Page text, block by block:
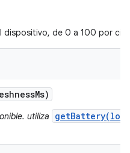
dispositivo, de 0 a 100 por
Ms)
utiliza